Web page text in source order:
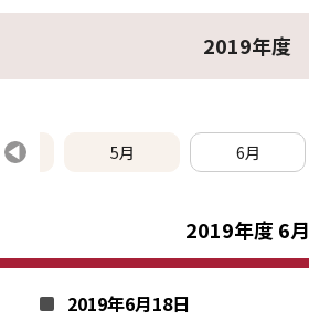
2019年度
5月 6月
2019年度 6月
2019年6月18日